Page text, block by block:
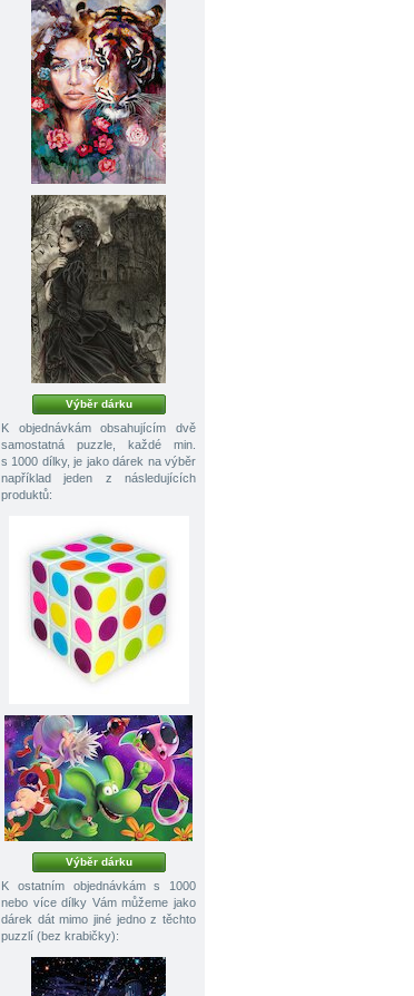
Výběr dárku
K objednávkám obsahujícím dvě
samostatná puzzle, každé min.
s 1000 dílky, je jako dárek na výběr
například jeden z následujících
produktů:
Výběr dárku
K ostatním objednávkám s 1000
nebo více dílky Vám můžeme jako
dárek dát mimo jiné jedno z těchto
puzzlí (bez krabičky):